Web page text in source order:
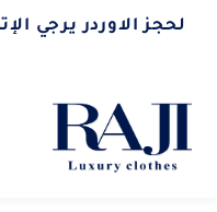
لحجز الاوردر يرجي